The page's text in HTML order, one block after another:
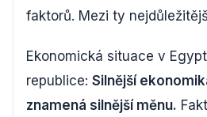
faktorů. Mezi ty
Ekonomická situace v
republice: Silnější
znamená silnější měnu.